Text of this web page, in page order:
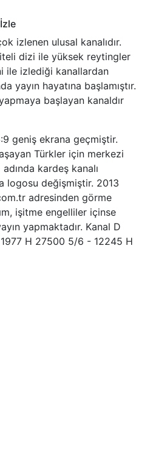
izlenen ulusal kanalıdır.
dizi ile yüksek reytingler
ile izlediği kanallardan
yayın hayatına başlamıştır.
başlayan kanaldır
geniş ekrana geçmiştir.
Türkler için merkezi
kardeş kanalı
logosu değişmiştir. 2013
adresinden görme
işitme engelliler içinse
yapmaktadır. Kanal D
H 27500 5/6 - 12245 H